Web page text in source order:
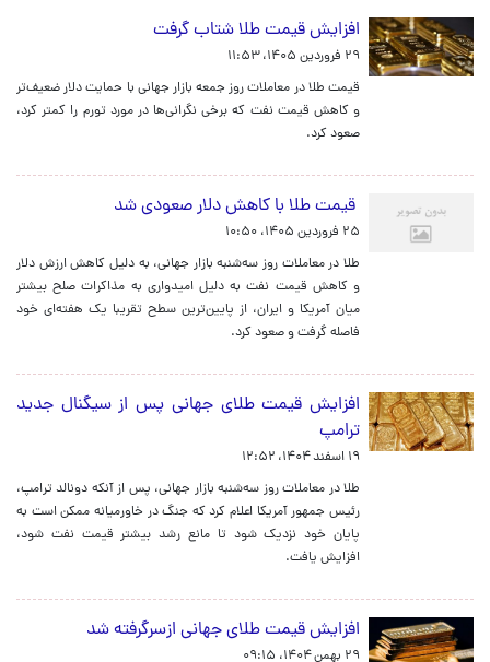
افزایش قیمت طلا شتاب گرفت
۲۹ فروردین ۱۴۰۵، ۱۱:۵۳
قیمت طلا در معاملات روز جمعه بازار جهانی با حمایت دلار ضعیف‌تر
و کاهش قیمت نفت که برخی نگرانی‌ها در مورد تورم را کمتر کرد،
صعود کرد.
قیمت طلا با کاهش دلار صعودی شد
۲۵ فروردین ۱۴۰۵، ۱۰:۵۰
طلا در معاملات روز سه‌شنبه بازار جهانی، به دلیل کاهش ارزش دلار
و کاهش قیمت نفت به دلیل امیدواری به مذاکرات صلح بیشتر
میان آمریکا و ایران، از پایین‌ترین سطح تقریبا یک هفته‌ای خود
فاصله گرفت و صعود کرد.
افزایش قیمت طلای جهانی پس از سیگنال جدید
ترامپ
۱۹ اسفند ۱۴۰۴، ۱۲:۵۲
طلا در معاملات روز سه‌شنبه بازار جهانی، پس از آنکه دونالد ترامپ،
رئیس جمهور آمریکا اعلام کرد که جنگ در خاورمیانه ممکن است به
پایان خود نزدیک شود تا مانع رشد بیشتر قیمت نفت شود،
افزایش یافت.
افزایش قیمت طلای جهانی ازسرگرفته شد
۲۹ بهمن ۱۴۰۴، ۰۹:۱۵